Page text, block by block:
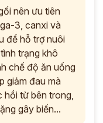
nên ưu tiên
3, canxi và
để hỗ trợ nuôi
trạng khô
chế độ ăn uống
giảm đau mà
hồi từ bên trong,
gây biến...